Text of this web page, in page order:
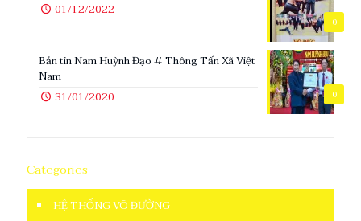
0
01/12/2022
0
Bản tin Nam Huỳnh Đạo # Thông Tấn Xã Việt
Nam
31/01/2020
Categories
HỆ THỐNG VÕ ĐƯỜNG